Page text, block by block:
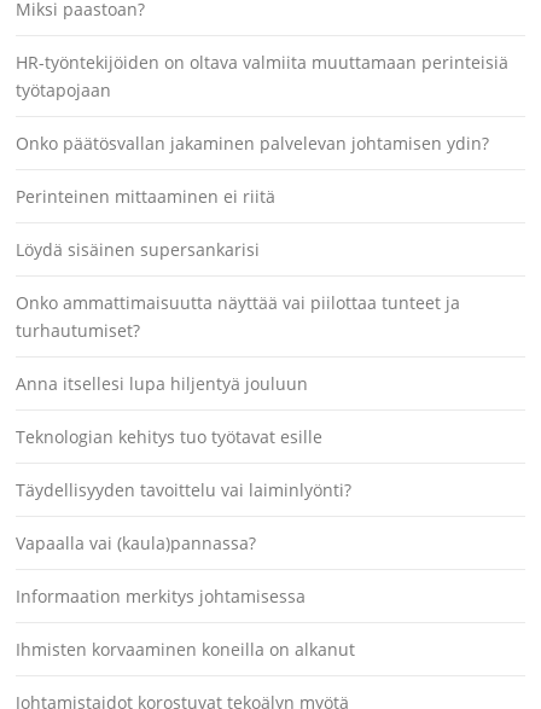
Miksi paastoan?
HR-työntekijöiden on oltava valmiita muuttamaan perinteisiä
työtapojaan
Onko päätösvallan jakaminen palvelevan johtamisen ydin?
Perinteinen mittaaminen ei riitä
Löydä sisäinen supersankarisi
Onko ammattimaisuutta näyttää vai piilottaa tunteet ja
turhautumiset?
Anna itsellesi lupa hiljentyä jouluun
Teknologian kehitys tuo työtavat esille
Täydellisyyden tavoittelu vai laiminlyönti?
Vapaalla vai (kaula)pannassa?
Informaation merkitys johtamisessa
Ihmisten korvaaminen koneilla on alkanut
Johtamistaidot korostuvat tekoälyn myötä